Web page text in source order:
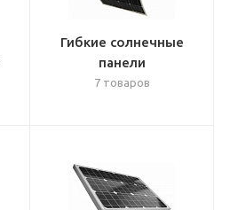
Гибкие солнечные
панели
7 товаров